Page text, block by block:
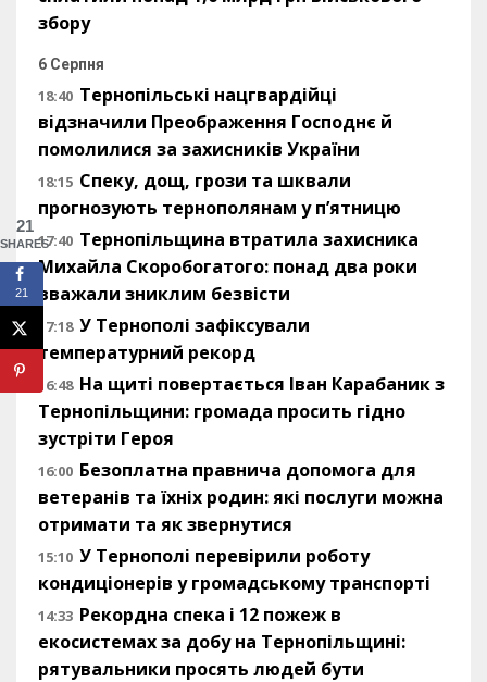
збору
6 Серпня
18:40 Тернопільські нацгвардійці
відзначили Преображення Господнє й
помолилися за захисників України
18:15 Спеку, дощ, грози та шквали
прогнозують тернополянам у п’ятницю
17:40 Тернопільщина втратила захисника
Михайла Скоробогатого: понад два роки
вважали зниклим безвісти
17:18 У Тернополі зафіксували
температурний рекорд
16:48 На щиті повертається Іван Карабаник з
Тернопільщини: громада просить гідно
зустріти Героя
16:00 Безоплатна правнича допомога для
ветеранів та їхніх родин: які послуги можна
отримати та як звернутися
15:10 У Тернополі перевірили роботу
кондиціонерів у громадському транспорті
14:33 Рекордна спека і 12 пожеж в
екосистемах за добу на Тернопільщині:
рятувальники просять людей бути
21
SHARES
21